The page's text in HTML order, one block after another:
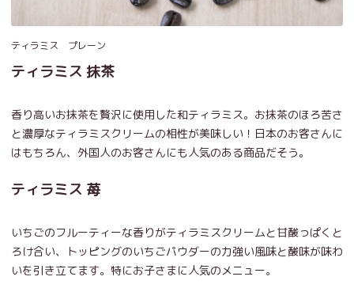
ティラミス プレーン
ティラミス 抹茶
香り高いお抹茶を贅沢に使用した和ティラミス。お抹茶のほろ苦さ
と濃厚なティラミスクリームの相性が美味しい！日本のお客さんに
はもちろん、外国人のお客さんにも人気のある商品だそう。
ティラミス 苺
いちごのフルーティーな香りがティラミスクリームと甘酸っぱくと
ろけ合い、トッピングのいちごパウダーの力強い風味と酸味が味わ
いを引き立てます。特にお子さまに人気のメニュー。